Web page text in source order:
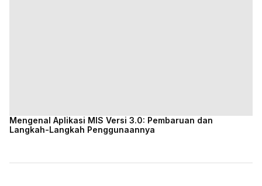
Mengenal Aplikasi MIS Versi 3.0: Pembaruan dan
Langkah-Langkah Penggunaannya